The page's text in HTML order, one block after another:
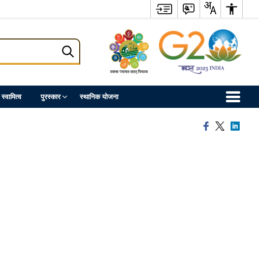
स्‍वामित्‍व पुरस्कार स्थानिक योजना